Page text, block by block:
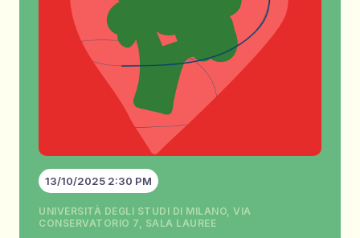
13/10/2025 2:30 PM
UNIVERSITÀ DEGLI STUDI DI MILANO, VIA
CONSERVATORIO 7, SALA LAUREE